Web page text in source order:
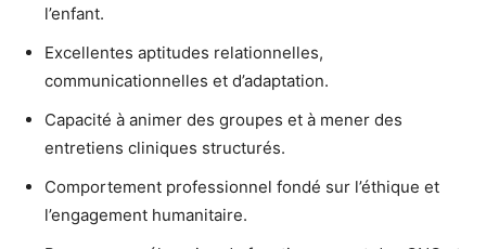
l’enfant.
Excellentes aptitudes relationnelles,
communicationnelles et d’adaptation.
Capacité à animer des groupes et à mener des
entretiens cliniques structurés.
Comportement professionnel fondé sur l’éthique et
l’engagement humanitaire.